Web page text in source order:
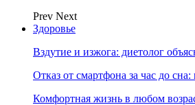
Prev Next
Здоровье
Вздутие и изжога: диетолог
Отказ от смартфона за час до
Комфортная жизнь в любом